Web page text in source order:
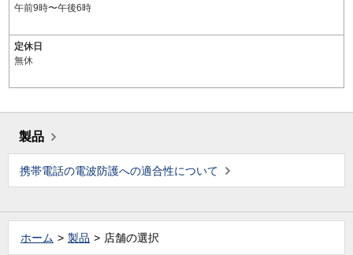
午前9時〜午後6時
定休日
無休
製品
携帯電話の電波防護への適合性について
ホーム 製品 店舗の選択